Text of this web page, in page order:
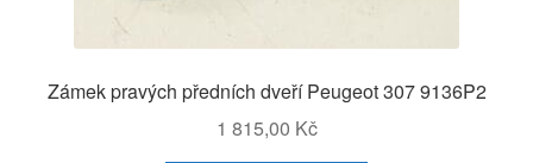
Zámek pravých předních dveří Peugeot 307 9136P2
1 815,00 Kč